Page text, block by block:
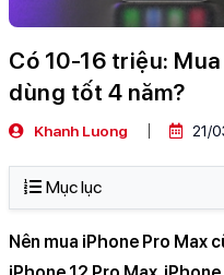
Có 10-16 triệu:
dùng tốt 4 năm?
Khanh Luong 21/
Mục lục
Nên mua iPhone Pro Max